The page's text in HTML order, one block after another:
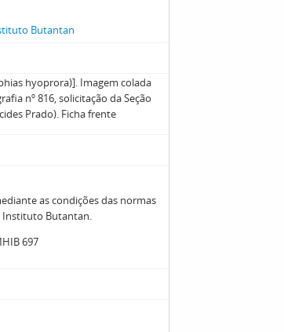
Butantan
hyoprora)]. Imagem colada
nº 816, solicitação da Seção
Prado). Ficha frente
as condições das normas
Instituto Butantan.
697